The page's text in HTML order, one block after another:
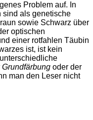
Problem auf. In
sind als genetische
sowie Schwarz über
optischen
einer rotfahlen Täubin
ist, ist kein
Grundfärbung oder der
man den Leser nicht